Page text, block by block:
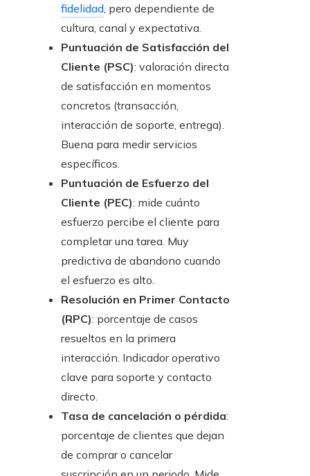
fidelidad , pero dependiente de
cultura, canal y expectativa.
Puntuación de Satisfacción del
Cliente (PSC): valoración directa
de satisfacción en momentos
concretos (transacción,
interacción de soporte, entrega).
Buena para medir servicios
específicos.
Puntuación de Esfuerzo del
Cliente (PEC): mide cuánto
esfuerzo percibe el cliente para
completar una tarea. Muy
predictiva de abandono cuando
el esfuerzo es alto.
Resolución en Primer Contacto
(RPC): porcentaje de casos
resueltos en la primera
interacción. Indicador operativo
clave para soporte y contacto
directo.
Tasa de cancelación o pérdida:
porcentaje de clientes que dejan
de comprar o cancelar